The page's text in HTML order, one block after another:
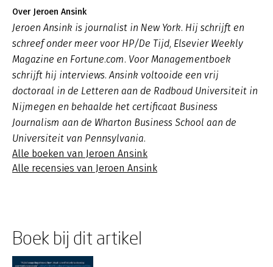
Over Jeroen Ansink
Jeroen Ansink is journalist in New York. Hij schrijft en
schreef onder meer voor HP/De Tijd, Elsevier Weekly
Magazine en Fortune.com. Voor Managementboek
schrijft hij interviews. Ansink voltooide een vrij
doctoraal in de Letteren aan de Radboud Universiteit in
Nijmegen en behaalde het certificaat Business
Journalism aan de Wharton Business School aan de
Universiteit van Pennsylvania.
Alle boeken van Jeroen Ansink
Alle recensies van Jeroen Ansink
Boek bij dit artikel